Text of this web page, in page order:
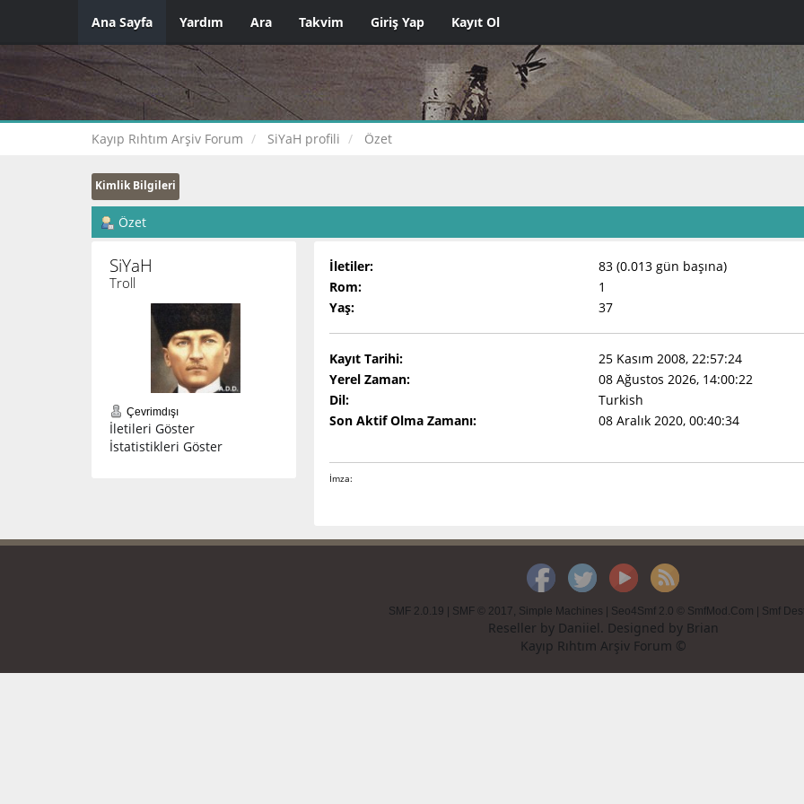
Ana Sayfa Yardım Ara Takvim Giriş Yap Kayıt Ol
Kayıp Rıhtım Arşiv Forum SiYaH profili Özet
Kimlik Bilgileri
Özet
SiYaH
Troll
Çevrimdışı
İletileri Göster
İstatistikleri Göster
İletiler:
83 (0.013 gün başına)
Rom:
1
Yaş:
37
Kayıt Tarihi:
25 Kasım 2008, 22:57:24
Yerel Zaman:
08 Ağustos 2026, 14:00:22
Dil:
Turkish
Son Aktif Olma Zamanı:
08 Aralık 2020, 00:40:34
İmza:
SMF 2.0.19 SMF © 2017, Simple Machines Seo4Smf 2.0 © SmfMod.Com Smf
Reseller by Daniiel. Designed by Brian
Kayıp Rıhtım Arşiv Forum ©